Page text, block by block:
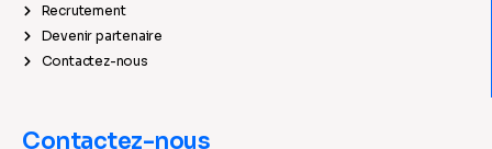
Recrutement
Devenir partenaire
Contactez-nous
Contactez-nous